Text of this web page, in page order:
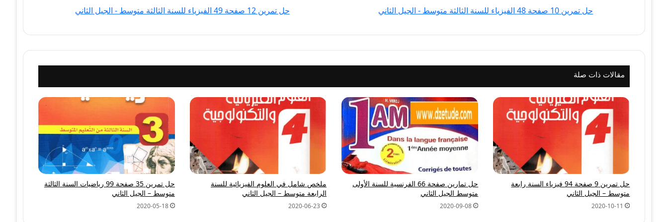
حل تمرين 10 صفحة 48 الفيزياء للسنة الثالثة متوسط - الجيل الثاني حل تمرين 12 صفحة 49 الفيزياء للسنة الثالثة متوسط - الجيل الثاني
مقالات ذات صلة
حل تمرين 9 صفحة 94 فيزياء السنة رابعة
متوسط – الجيل الثاني
2020-10-11
حل تمارين صفحة 66 الفرنسية للسنة الأولى
متوسط الجيل الثاني
2020-09-08
ملخص شامل في العلوم الفيزيائية للسنة
الرابعة متوسط – الجيل الثاني
2020-06-23
حل تمرين 35 صفحة 99 رياضيات السنة الثالثة
متوسط – الجيل الثاني
2020-05-18